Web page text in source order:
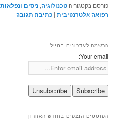
פורסם בקטגוריה טכנולוגיה,ניסים ונפלאות
רפואה אלטרנטיבית | כתיבת תגובה
הרשמה לעדכונים במייל
Your email:
הפוסטים הנצפים בחודש האחרון